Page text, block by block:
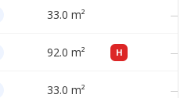
33.0 m² —
92.0 m² H —
33.0 m² —